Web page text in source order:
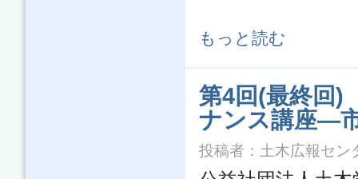
気候変動の緩和をはじめとする
について
もっと読む
第4回(最終回)
ナンス講座―
投稿者： 土木広報セン